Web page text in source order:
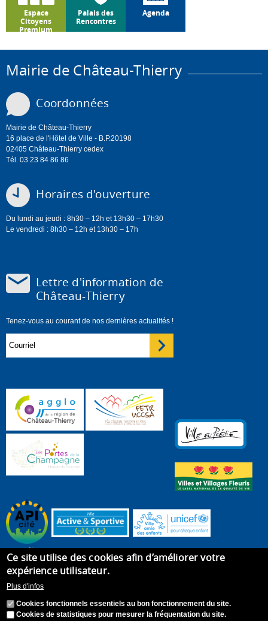
Espace
Citoyens
Premium
Palais des
Rencontres
Agenda
Mairie de Château-Thierry
Coordonnées
Mairie de Château-Thierry
16 place de l'Hôtel de Ville - B.P.20198
02405 Château-Thierry cedex
Tél. 03 23 84 86 86
Horaires d'ouverture
Du lundi au jeudi : 8h30 – 12h et 13h30 – 17h30
Le vendredi : 8h30 – 12h et 13h30 – 17h
Lettre d'information de
Château-Thierry
Tenez-vous au courant de nos dernières actualités !
Ce site utilise des cookies afin d’améliorer votre
expérience utilisateur.
Plus d'infos
Cookies fonctionnels essentiels au bon fonctionnement du site.
Cookies de statistiques pour mesurer la fréquentation du site.